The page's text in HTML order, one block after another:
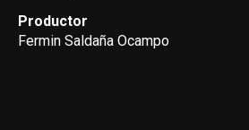
Productor
Fermin Saldaña Ocampo